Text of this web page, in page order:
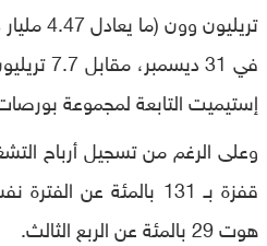
تريليون
في 31
إستيميت التابعة لمجموعة
وعلى الرغم من تسجيل أرباح
قفزة بـ 131 بالمئة عن
هوت 29 بالمئة عن الربع الثالث.